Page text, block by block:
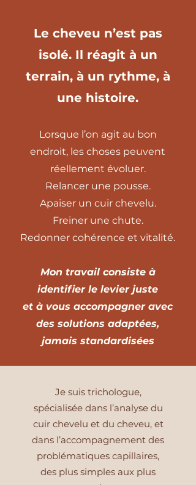
Le cheveu n’est pas
isolé. Il réagit à un
terrain, à un rythme, à
une histoire.
Lorsque l’on agit au bon
endroit, les choses peuvent
réellement évoluer.
Relancer une pousse.
Apaiser un cuir chevelu.
Freiner une chute.
Redonner cohérence et vitalité.
Mon travail consiste à
identifier le levier juste
et à vous accompagner avec
des solutions adaptées,
jamais standardisées
Je suis trichologue,
spécialisée dans l’analyse du
cuir chevelu et du cheveu, et
dans l’accompagnement des
problématiques capillaires,
des plus simples aux plus